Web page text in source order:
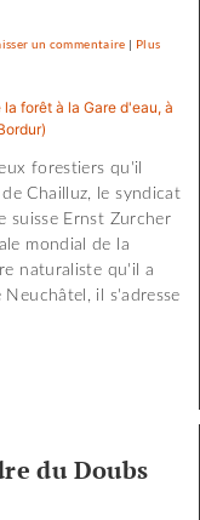
un commentaire on
scories
de
la
crue…
| Plus
forestiers qu'il
Chailluz, le syndicat
suisse Ernst Zurcher
mondial de la
naturaliste qu'il a
il s'adresse
du Doubs